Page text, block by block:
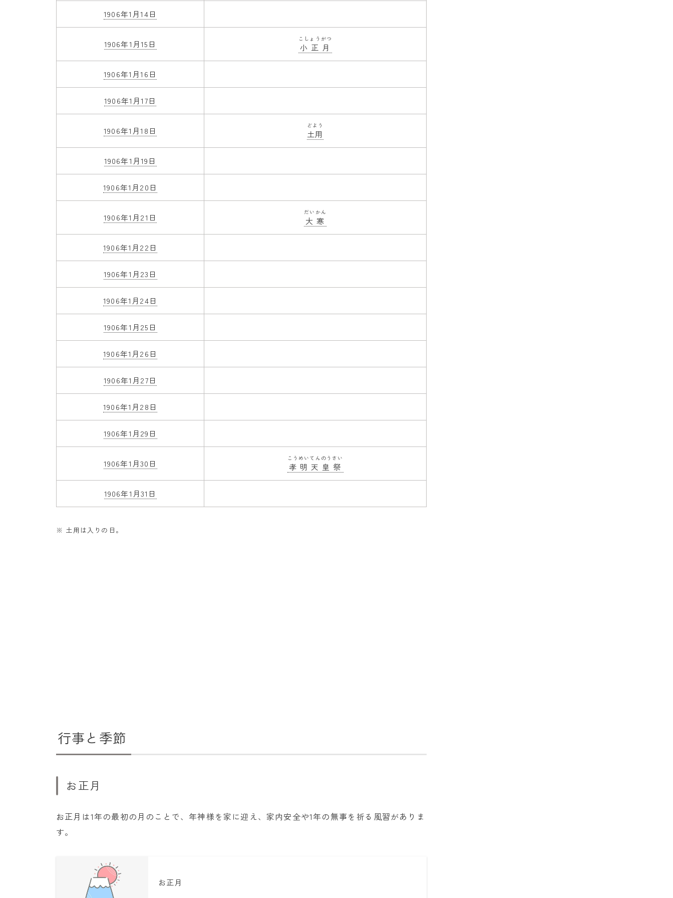
1906年1月14日
1906年1月15日 小正月
こしょうがつ
1906年1月16日
1906年1月17日
1906年1月18日 土用
どよう
1906年1月19日
1906年1月20日
1906年1月21日 大寒
だいかん
1906年1月22日
1906年1月23日
1906年1月24日
1906年1月25日
1906年1月26日
1906年1月27日
1906年1月28日
1906年1月29日
1906年1月30日 孝明天皇祭
こうめいてんのうさい
1906年1月31日
※ 土用は入りの日。
行事と季節
お正月
お正月は1年の最初の月のことで、年神様を家に迎え、家内安全や1年の無事を祈る風習がありま
す。
お正月